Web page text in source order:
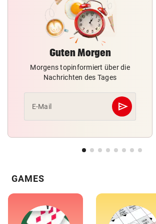
Guten Morgen
Morgens topinformiert über die
Nachrichten des Tages
E-Mail send
Abschicken
GAMES